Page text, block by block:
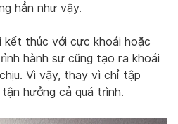
hẳn như vậy.
kết thúc với cực khoái hoặc
hành sự cũng tạo ra khoái
Vì vậy, thay vì chỉ tập
hưởng cả quá trình.